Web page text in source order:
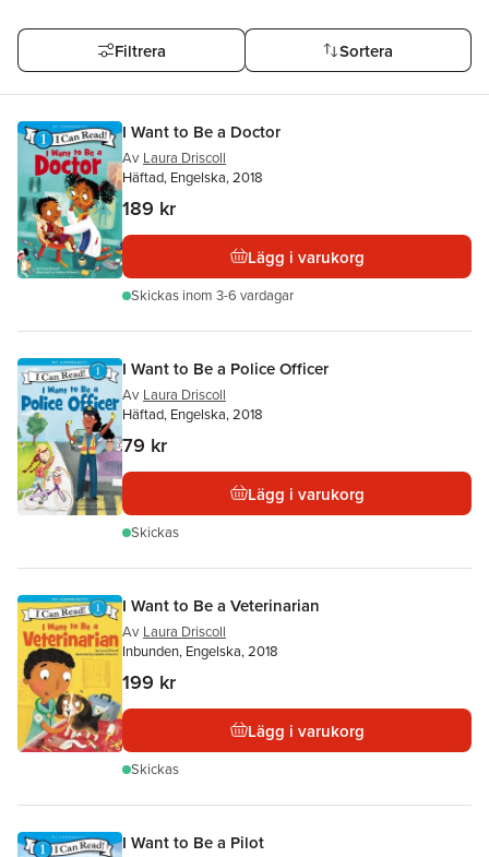
Filtrera Sortera
I Want to Be a Doctor
Av Laura Driscoll
Häftad, Engelska, 2018
189 kr
Lägg i varukorg
Skickas inom 3-6 vardagar
I Want to Be a Police Officer
Av Laura Driscoll
Häftad, Engelska, 2018
79 kr
Lägg i varukorg
Skickas
I Want to Be a Veterinarian
Av Laura Driscoll
Inbunden, Engelska, 2018
199 kr
Lägg i varukorg
Skickas
I Want to Be a Pilot